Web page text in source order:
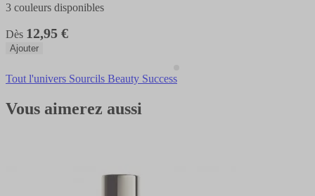
3 couleurs disponibles
Dès 12,95 €
Ajouter
Tout l'univers Sourcils Beauty Success
Vous aimerez aussi